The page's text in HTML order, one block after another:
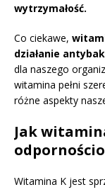
wytrzymałość.
Co ciekawe,
działanie
dla naszego
witamina pełni
różne aspekty
Jak
Witamina K jest